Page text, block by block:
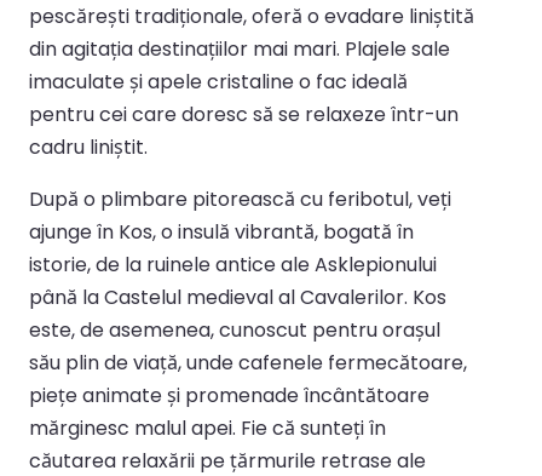
pescărești tradiționale, oferă o evadare liniștită
din agitația destinațiilor mai mari. Plajele sale
imaculate și apele cristaline o fac ideală
pentru cei care doresc să se relaxeze într-un
cadru liniștit.
După o plimbare pitorească cu feribotul, veți
ajunge în Kos, o insulă vibrantă, bogată în
istorie, de la ruinele antice ale Asklepionului
până la Castelul medieval al Cavalerilor. Kos
este, de asemenea, cunoscut pentru orașul
său plin de viață, unde cafenele fermecătoare,
piețe animate și promenade încântătoare
mărginesc malul apei. Fie că sunteți în
căutarea relaxării pe țărmurile retrase ale